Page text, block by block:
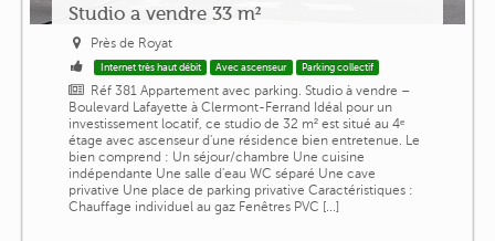
Studio a vendre 33 m²
Près de Royat
Internet très haut débit Avec ascenseur Parking collectif
Réf 381 Appartement avec parking. Studio à vendre –
Boulevard Lafayette à Clermont-Ferrand Idéal pour un
investissement locatif, ce studio de 32 m² est situé au 4ᵉ
étage avec ascenseur d'une résidence bien entretenue. Le
bien comprend : Un séjour/chambre Une cuisine
indépendante Une salle d'eau WC séparé Une cave
privative Une place de parking privative Caractéristiques :
Chauffage individuel au gaz Fenêtres PVC [...]